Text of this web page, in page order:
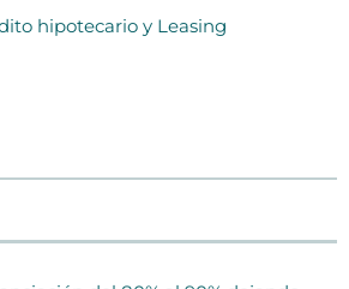
hipotecario y Leasing